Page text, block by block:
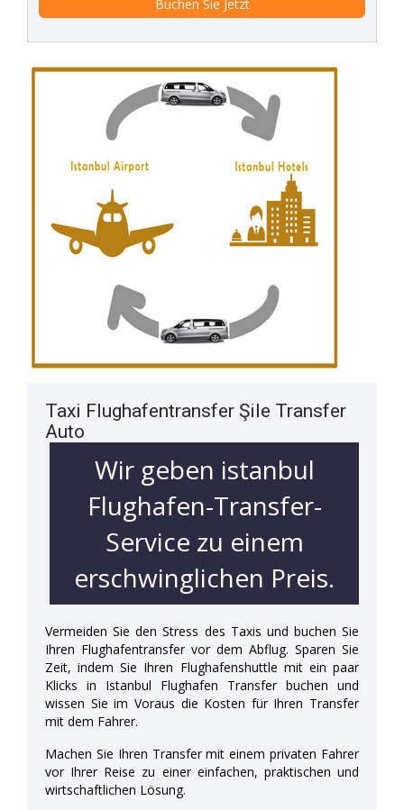
Taxi Flughafentransfer Şile Transfer
Auto
Wir geben istanbul
Flughafen-Transfer-
Service zu einem
erschwinglichen Preis.
Vermeiden Sie den Stress des Taxis und buchen Sie
Ihren Flughafentransfer vor dem Abflug. Sparen Sie
Zeit, indem Sie Ihren Flughafenshuttle mit ein paar
Klicks in Istanbul Flughafen Transfer buchen und
wissen Sie im Voraus die Kosten für Ihren Transfer
mit dem Fahrer.
Machen Sie Ihren Transfer mit einem privaten Fahrer
vor Ihrer Reise zu einer einfachen, praktischen und
wirtschaftlichen Lösung.